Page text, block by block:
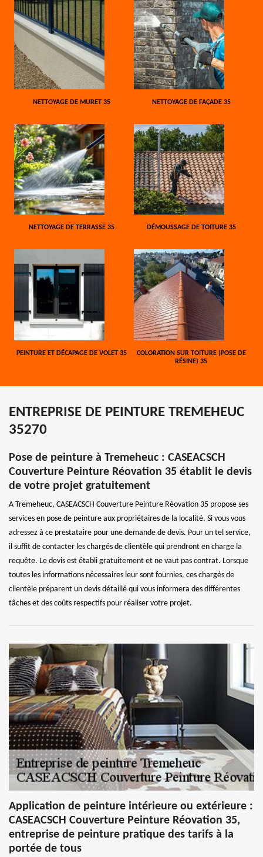
NETTOYAGE DE MURET 35 NETTOYAGE DE FAÇADE 35
NETTOYAGE DE TERRASSE 35 DÉMOUSSAGE DE TOITURE 35
PEINTURE ET DÉCAPAGE DE VOLET 35
COLORATION SUR TOITURE (POSE DE
RÉSINE) 35
ENTREPRISE DE PEINTURE TREMEHEUC
35270
Pose de peinture à Tremeheuc : CASEACSCH
Couverture Peinture Réovation 35 établit le devis
de votre projet gratuitement
A Tremeheuc, CASEACSCH Couverture Peinture Réovation 35 propose ses
services en pose de peinture aux propriétaires de la localité. Si vous vous
adressez à ce prestataire pour une demande de devis. Pour un tel service,
il suffit de contacter les chargés de clientèle qui prendront en charge la
requête. Le devis est établi gratuitement et ne vaut pas contrat. Lorsque
toutes les informations nécessaires leur sont fournies, ces chargés de
clientèle préparent un devis détaillé qui vous informera des différentes
tâches et des coûts respectifs pour réaliser votre projet.
Application de peinture intérieure ou extérieure :
CASEACSCH Couverture Peinture Réovation 35,
entreprise de peinture pratique des tarifs à la
portée de tous